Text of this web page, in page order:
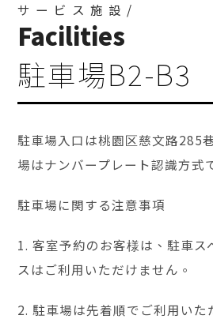
サービス施設/
Facilities
駐車場B2-B3
駐車場入口は桃園区慈文路285
場はナンバープレート認識方式
駐車場に関する注意事項
1. 客室予約のお客様は、駐車ス
スはご利用いただけません。
2. 駐車場は先着順でご利用いた